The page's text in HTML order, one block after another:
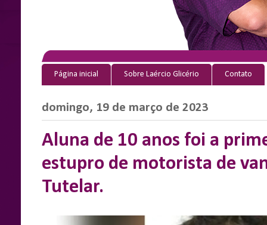
Página inicial Sobre Laércio Glicério Contato
domingo, 19 de março de 2023
Aluna de 10 anos foi a
estupro de motorista de
Tutelar.